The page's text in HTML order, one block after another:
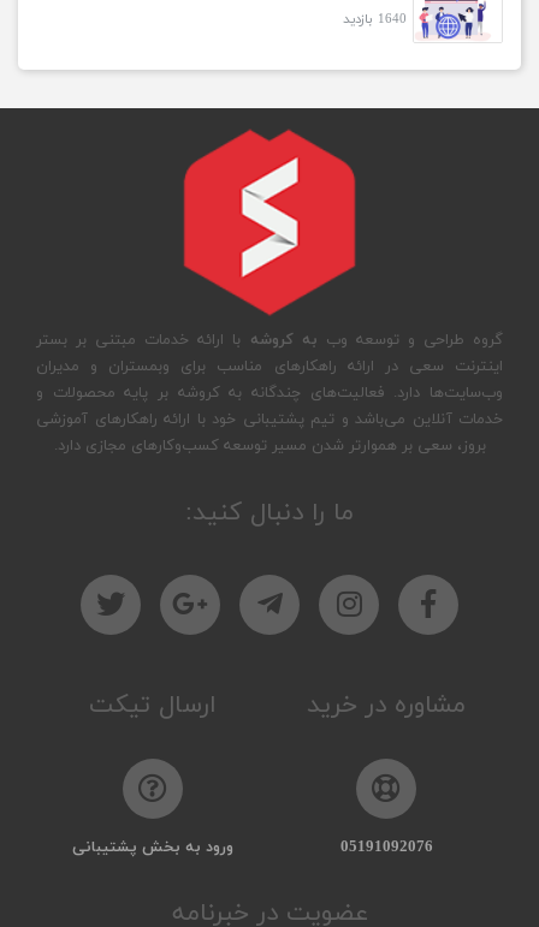
1640 بازدید
گروه طراحی و توسعه وب به کروشه با ارائه خدمات مبتنی بر بستر
اینترنت سعی در ارائه راهکارهای مناسب برای وبمستران و مدیران
وب‌سایت‌ها دارد. فعالیت‌های چندگانه به کروشه بر پایه محصولات و
خدمات آنلاین می‌باشد و تیم پشتیبانی خود با ارائه راهکارهای آموزشی
بروز، سعی بر هموارتر شدن مسیر توسعه کسب‌وکارهای مجازی دارد.
ما را دنبال کنید:
مشاوره در خرید
05191092076
ارسال تیکت
ورود به بخش پشتیبانی
عضویت در خبرنامه